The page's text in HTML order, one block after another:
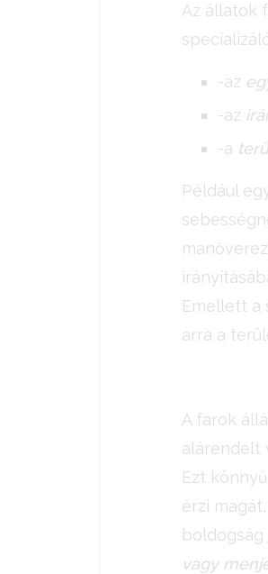
Az állatok
-az
-az
-a
Például
Emellett a
arra a
A farok
alárendelt
Ezt
érzi
vagy